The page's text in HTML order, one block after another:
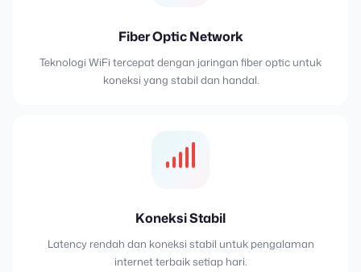
Fiber Optic Network
Teknologi WiFi tercepat dengan jaringan fiber optic untuk
koneksi yang stabil dan handal.
Koneksi Stabil
Latency rendah dan koneksi stabil untuk pengalaman
internet terbaik setiap hari.